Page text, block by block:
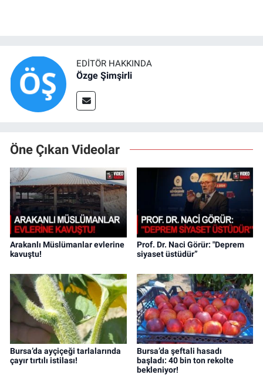
EDITÖR HAKKINDA
Özge Şimşirli
Öne Çıkan Videolar
Arakanlı Müslümanlar evlerine
kavuştu!
Prof. Dr. Naci Görür: "Deprem
siyaset üstüdür”
Bursa’da ayçiçeği tarlalarında
çayır tırtılı istilası!
Bursa’da şeftali hasadı
başladı: 40 bin ton rekolte
bekleniyor!